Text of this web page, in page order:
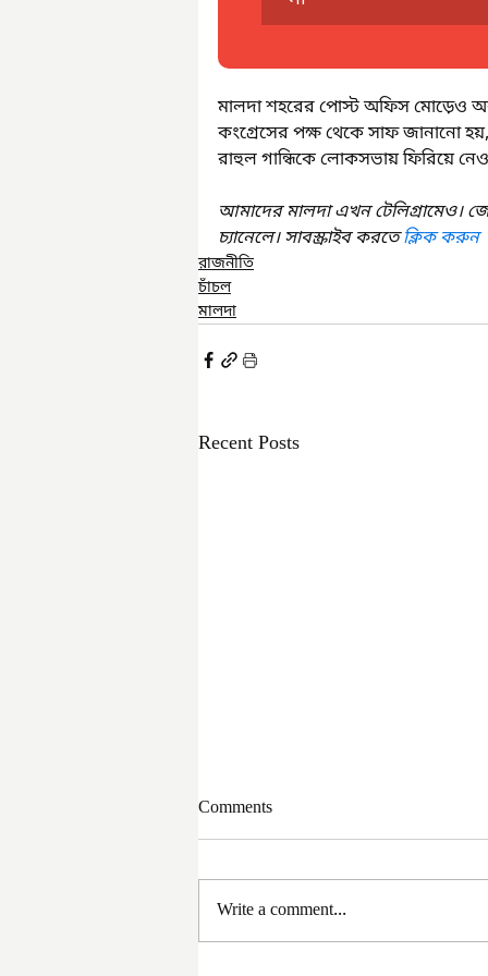
মালদা শহরের পোস্ট অফিস মোড়েও
কংগ্রেসের পক্ষ থেকে সাফ জানানো
রাহুল গান্ধিকে লোকসভায় ফিরিয়ে
আমাদের মালদা এখন টেলিগ্রামেও।
চ্যানেলে। সাবস্ক্রাইব করতে ক্লিক করুন
রাজনীতি
চাঁচল
মালদা
Recent Posts
Comments
Write a comment...